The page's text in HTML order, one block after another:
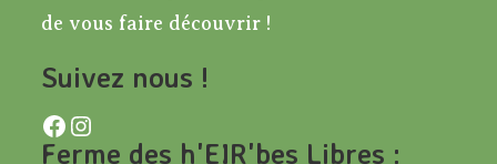
de vous faire découvrir !
Suivez nous !
Facebook Instagram
Ferme des h'EIR'bes Libres :